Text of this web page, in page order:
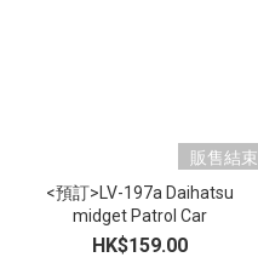
販售結束
<預訂>LV-197a Daihatsu
midget Patrol Car
HK$159.00